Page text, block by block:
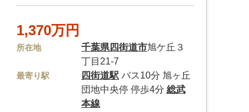
1,370万円
所在地 千葉県四街道市旭ケ丘３
丁目21-7
最寄り駅 四街道駅 バス10分 旭ヶ丘
団地中央停 停歩4分総武
本線